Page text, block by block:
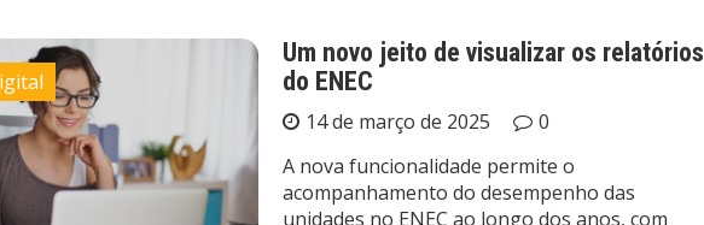
Um novo jeito de visualizar os relatórios
do ENEC
14 de março de 2025
0
A nova funcionalidade permite o
acompanhamento do desempenho das
unidades no ENEC ao longo dos anos, com